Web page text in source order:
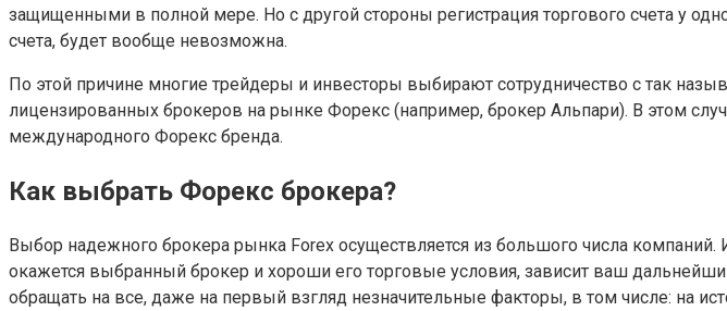
защищенными в полной мере. Но с другой стороны регистрация торгового счета у
счета, будет вообще невозможна.
По этой причине многие трейдеры и инвесторы выбирают сотрудничество с так
лицензированных брокеров на рынке Форекс (например, брокер Альпари). В этом
международного Форекс бренда.
Как выбрать Форекс брокера?
Выбор надежного брокера рынка Forex осуществляется из большого числа
окажется выбранный брокер и хороши его торговые условия, зависит ваш
обращать на все, даже на первый взгляд незначительные факторы, в том числе: на